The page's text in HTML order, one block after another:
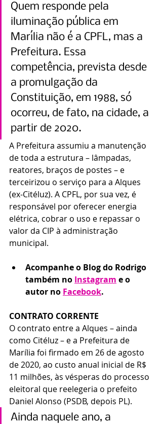
Quem responde pela
iluminação pública em
Marília não é a CPFL, mas a
Prefeitura. Essa
competência, prevista desde
a promulgação da
Constituição, em 1988, só
ocorreu, de fato, na cidade, a
partir de 2020.
A Prefeitura assumiu a manutenção
de toda a estrutura – lâmpadas,
reatores, braços de postes – e
terceirizou o serviço para a Alques
(ex-Citéluz). A CPFL, por sua vez, é
responsável por oferecer energia
elétrica, cobrar o uso e repassar o
valor da CIP à administração
municipal.
Acompanhe o Blog do Rodrigo
também no Instagram e o
autor no Facebook.
CONTRATO CORRENTE
O contrato entre a Alques – ainda
como Citéluz – e a Prefeitura de
Marília foi firmado em 26 de agosto
de 2020, ao custo anual inicial de R$
11 milhões, às vésperas do processo
eleitoral que reelegeria o prefeito
Daniel Alonso (PSDB, depois PL).
Ainda naquele ano, a